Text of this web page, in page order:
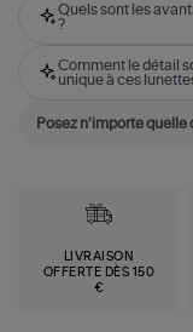
Quels sont les
?
Comment le détail
unique à ces
LIVRAISON
OFFERTE DÈS 150
€